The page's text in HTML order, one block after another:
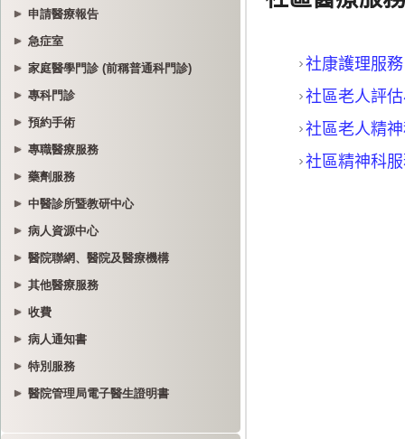
申請醫療報告
急症室
家庭醫學門診 (前稱普通科門診)
專科門診
預約手術
專職醫療服務
藥劑服務
中醫診所暨教研中心
病人資源中心
醫院聯網、醫院及醫療機構
其他醫療服務
收費
病人通知書
特別服務
醫院管理局電子醫生證明書